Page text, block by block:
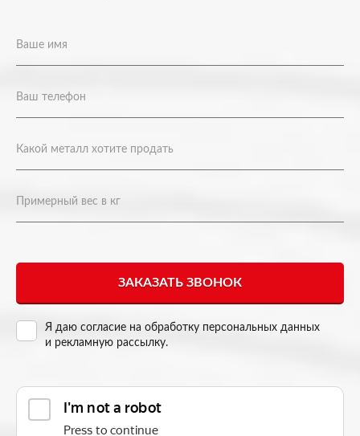
Я даю согласие на обработку персональных данных
и рекламную рассылку.